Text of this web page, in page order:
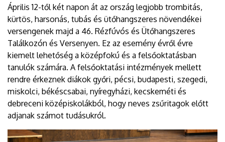
Április 12-től két napon át az ország legjobb trombitás,
kürtös, harsonás, tubás és ütőhangszeres növendékei
versengenek majd a 46. Rézfúvós és Ütőhangszeres
Találkozón és Versenyen. Ez az esemény évről évre
kiemelt lehetőség a középfokú és a felsőoktatásban
tanulók számára. A felsőoktatási intézmények mellett
rendre érkeznek diákok győri, pécsi, budapesti, szegedi,
miskolci, békéscsabai, nyíregyházi, kecskeméti és
debreceni középiskolákból, hogy neves zsűritagok előtt
adjanak számot tudásukról.